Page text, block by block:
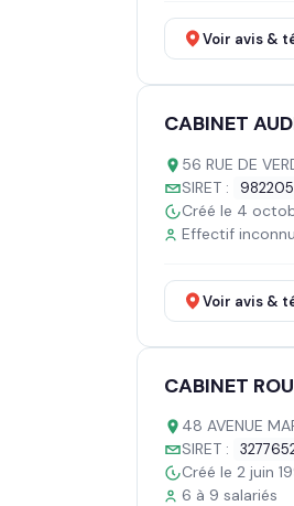
Voir avis &
CABINET
56 RUE DE
SIRET :
Créé le 4
Effectif inconnu
Voir avis &
CABINET
48 AVENUE
SIRET :
Créé le 2 juin
6 à 9 salariés